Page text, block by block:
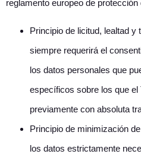
reglamento europeo de
Principio de licitud, lealtad y
siempre requerirá el
los datos personales que
específicos sobre los que
previamente con absoluta
Principio de minimización
los datos estrictamente